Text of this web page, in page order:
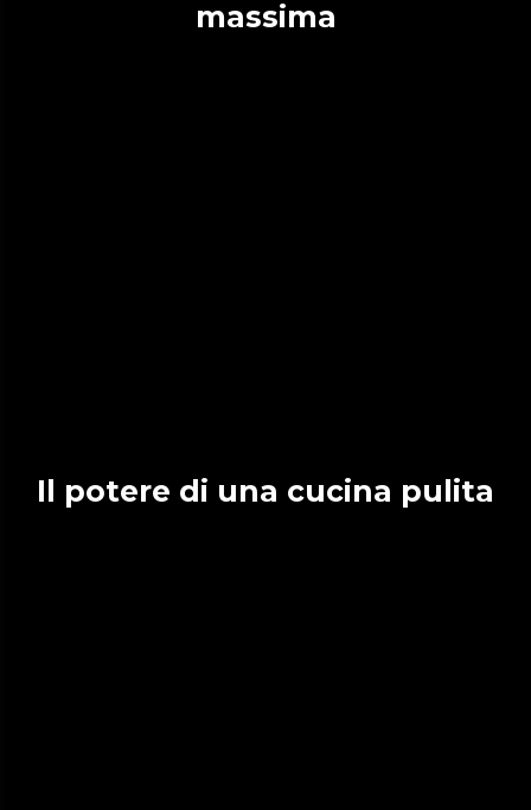
massima
Il potere di una cucina pulita